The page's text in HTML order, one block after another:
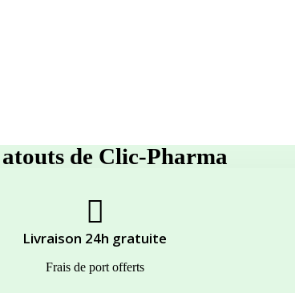
de Clic-Pharma
Livraison 24h gratuite
Frais de port offerts